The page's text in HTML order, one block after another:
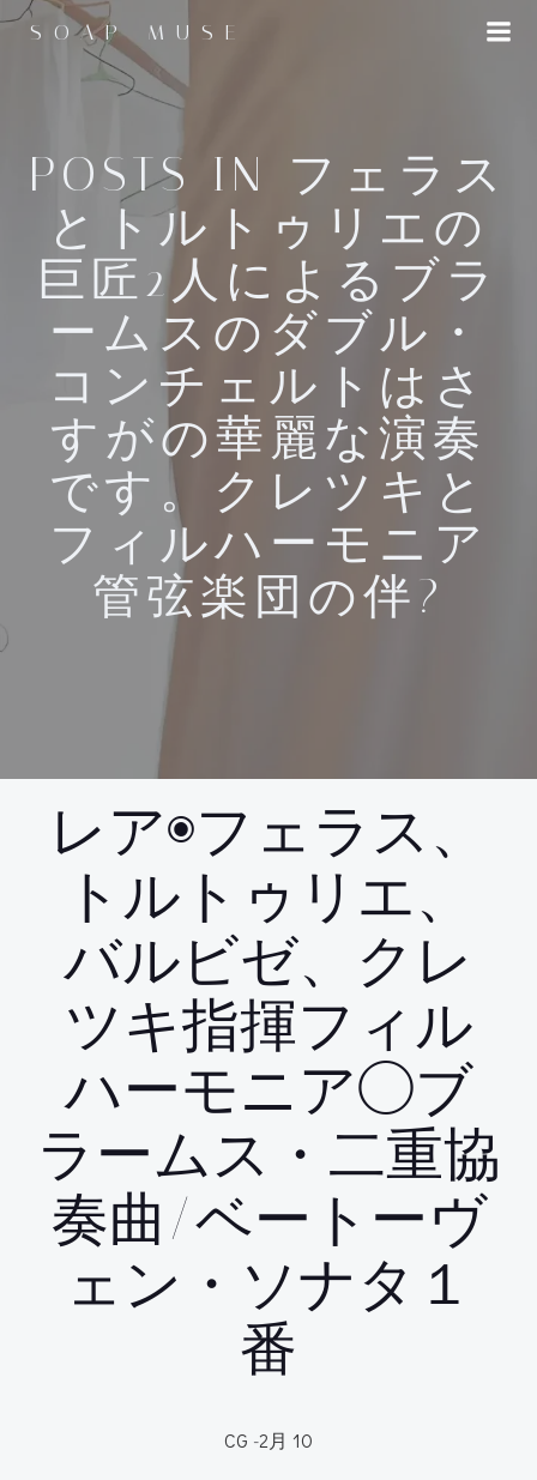
SOAP MUSE
POSTS IN フェラス
とトルトゥリエの
巨匠2人によるブラ
ームスのダブル・
コンチェルトはさ
すがの華麗な演奏
です。クレツキと
フィルハーモニア
管弦楽団の伴?
レア◉フェラス、
トルトゥリエ、
バルビゼ、クレ
ツキ指揮フィル
ハーモニア◯ブ
ラームス・二重協
奏曲/ベートーヴ
ェン・ソナタ１
番
CG -2月 10